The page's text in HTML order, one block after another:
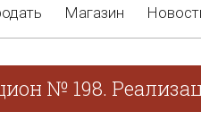
Магазин
№ 198.